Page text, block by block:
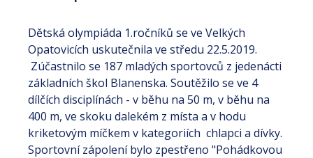
Dětská olympiáda 1.ročníků se ve Velkých
Opatovicích uskutečnila ve středu 22.5.2019.
Zúčastnilo se 187 mladých sportovců z jedenácti
základních škol Blanenska. Soutěžilo se ve 4
dílčích disciplínách - v běhu na 50 m, v běhu na
400 m, ve skoku dalekém z místa a v hodu
kriketovým míčkem v kategoriích chlapci a dívky.
Sportovní zápolení bylo zpestřeno "Pohádkovou